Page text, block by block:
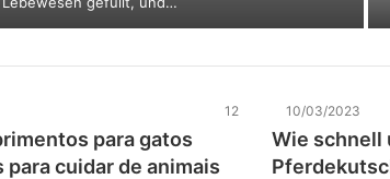
12
para gatos
cuidar de animais
10/03/2023
Wie schnell